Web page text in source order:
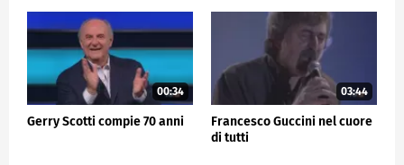
00:34
Gerry Scotti compie 70 anni
03:44
Francesco Guccini nel cuore
di tutti